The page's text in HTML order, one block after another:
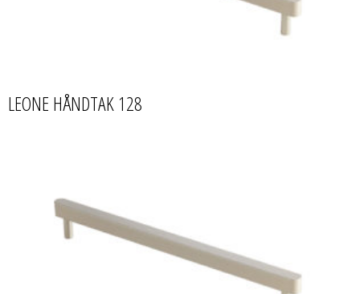
LEONE HÅNDTAK 128